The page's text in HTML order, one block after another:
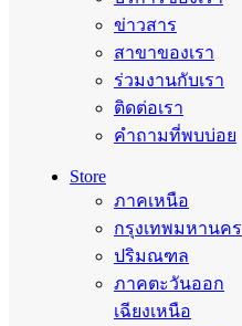
ข่าวสาร
สาขาของเรา
ร่วมงานกับเรา
ติดต่อเรา
คำถามที่พบบ่อย
Store
ภาคเหนือ
กรุงเทพมหานคร
ปริมณฑล
ภาคตะวันออก
เฉียงเหนือ